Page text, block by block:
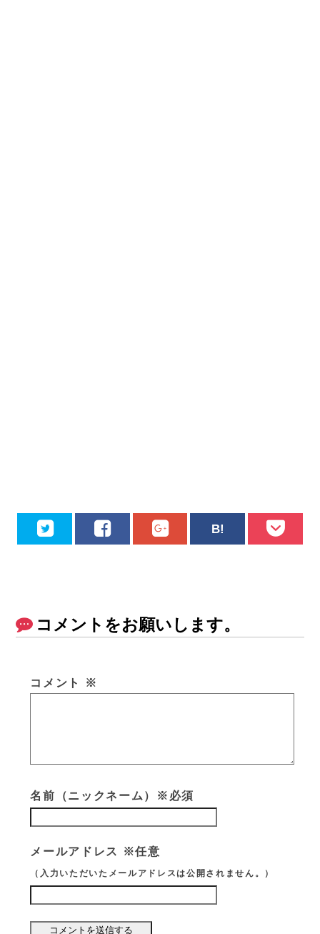
コメントをお願いします。
コメント ※
名前（ニックネーム）※必須
メールアドレス ※任意
（入力いただいたメールアドレスは公開されません。）